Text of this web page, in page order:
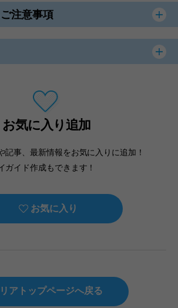
注意事項
お気に入り追加
記事、最新情報をお気に入りに追加！
ガイド作成もできます！
お気に入り
アトップページへ戻る